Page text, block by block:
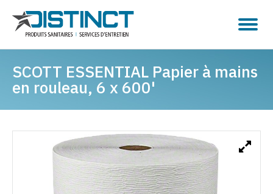
SCOTT ESSENTIAL Papier à mains
en rouleau, 6 x 600'